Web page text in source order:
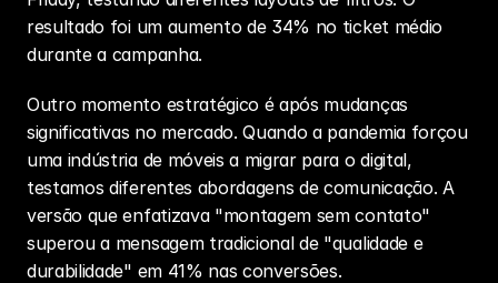
resultado foi um aumento de 34% no ticket médio
durante a campanha.
Outro momento estratégico é após mudanças
significativas no mercado. Quando a pandemia forçou
uma indústria de móveis a migrar para o digital,
testamos diferentes abordagens de comunicação. A
versão que enfatizava "montagem sem contato"
superou a mensagem tradicional de "qualidade e
durabilidade" em 41% nas conversões.